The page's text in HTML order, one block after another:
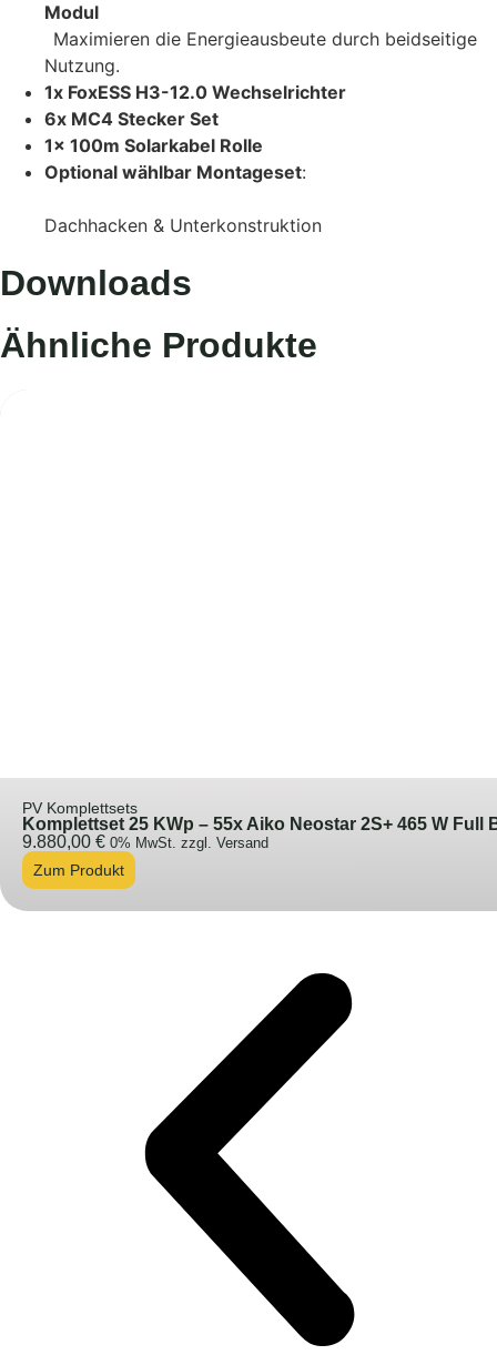
Modul
Maximieren die Energieausbeute durch beidseitige
Nutzung.
1x FoxESS H3-12.0 Wechselrichter
6x MC4 Stecker Set
1x 100m Solarkabel Rolle
Optional wählbar Montageset:
Dachhacken & Unterkonstruktion
Downloads
Ähnliche Produkte
PV Komplettsets
Komplettset 25 KWp – 55x Aiko Neostar 2S+ 465 W
9.880,00 € 0% MwSt. zzgl. Versand
Zum Produkt